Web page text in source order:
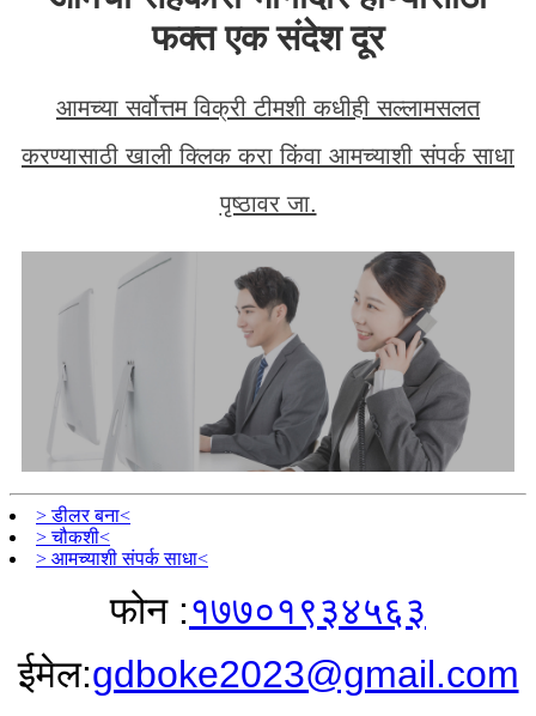
फक्त एक संदेश दूर
आमच्या सर्वोत्तम विक्री टीमशी कधीही सल्लामसलत
करण्यासाठी खाली क्लिक करा किंवा आमच्याशी संपर्क साधा
पृष्ठावर जा.
> डीलर बना<
> चौकशी<
> आमच्याशी संपर्क साधा<
फोन :१७७०१९३४५६३
ईमेल:gdboke2023@gmail.com